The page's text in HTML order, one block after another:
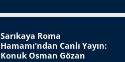
Sarıkaya Roma
Hamamı'ndan Canlı Yayın:
Konuk Osman Gözan